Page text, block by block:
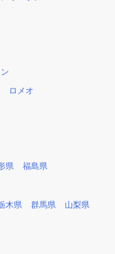
ロメオ
県 福島県
木県 群馬県 山梨県